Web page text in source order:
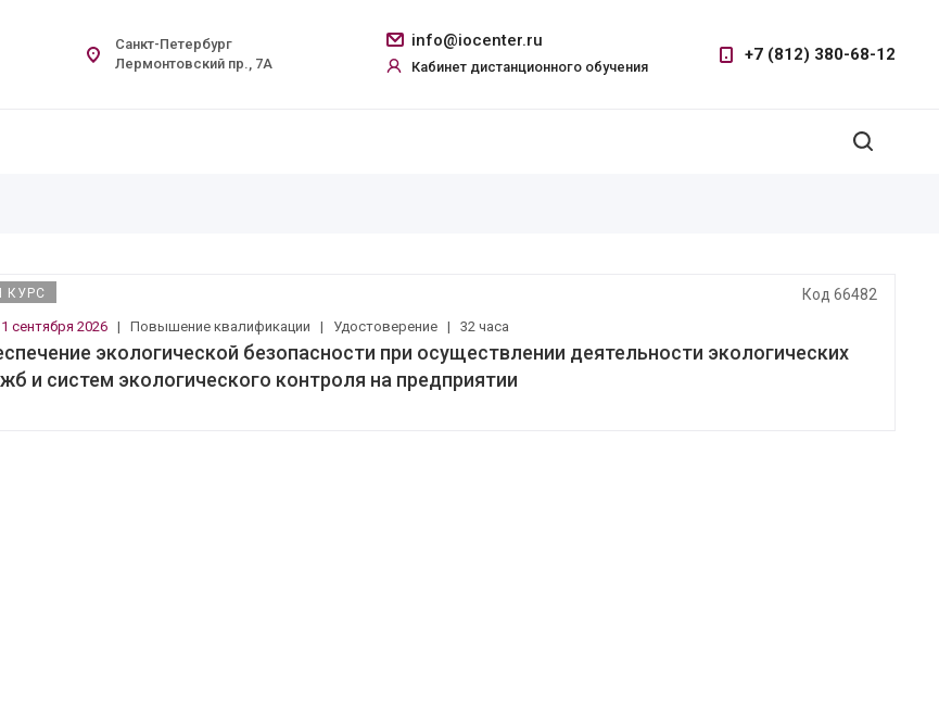
info@iocenter.ru
Кабинет дистанционного обучения
+7 (812) 380-68-12
Санкт-Петербург
Лермонтовский пр., 7А
КУРС Код 66482
сентября 2026 |Повышение квалификации | Удостоверение |32 часа
экологической безопасности при осуществлении деятельности экологических
и систем экологического контроля на предприятии